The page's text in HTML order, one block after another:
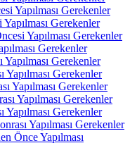
Yapılması Gerekenler
Gerekenler
Yapılması Gerekenler
Gerekenler
Yapılması Gerekenler
Yapılması Gerekenler
Yapılması Gerekenler
Yapılması Gerekenler
Yapılması Gerekenler
Yapılması Gerekenler
Önce Yapılması